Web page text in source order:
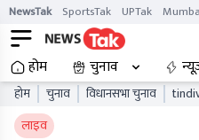
NewsTak SportsTak UPTak
होम चुनाव
होम चुनाव विधानसभा चुनाव
लाइव